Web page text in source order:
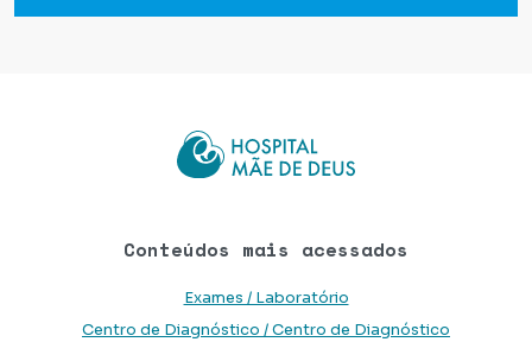
Conteúdos mais acessados
Exames / Laboratório
Centro de Diagnóstico / Centro de Diagnóstico